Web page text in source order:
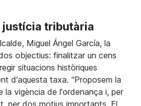
justícia tributària
Miguel Ángel García, la
objectius: finalitzar un cens
situacions històriques
d'aquesta taxa. “Proposem la
la vigència de l'ordenança i, per
per dos motius importants. El